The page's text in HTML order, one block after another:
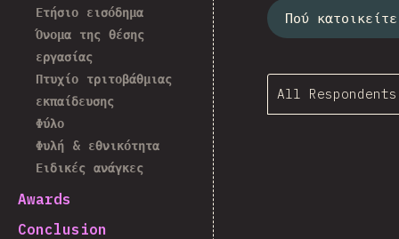
Ετήσιο εισόδημα
Όνομα της θέσης
εργασίας
Πτυχίο τριτοβάθμιας
εκπαίδευσης
Φύλο
Φυλή & εθνικότητα
Ειδικές ανάγκες
Awards
Conclusion
Πού
All Respondents